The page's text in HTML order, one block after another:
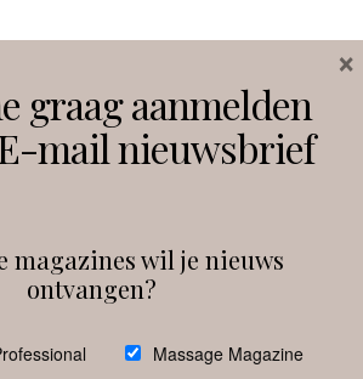
Facebook
graag aanmelden
mail nieuwsbrief
magazines wil je nieuws
ontvangen?
Massage Magazine
×